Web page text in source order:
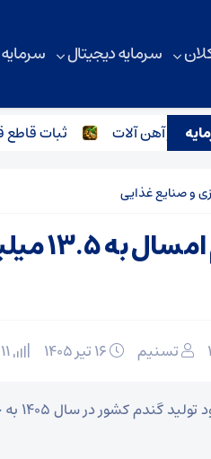
سرمایه دیجیتال
آهن آلات ثبات قاطع قیمت
و صنایع غذایی
تولید
تسنیم